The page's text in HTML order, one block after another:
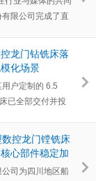
限公司完成了直
龙门钻铣床落
化场景
户定制的 6.5
已全部交付并投
控龙门镗铣床
心部件稳定加
司为四川地区船